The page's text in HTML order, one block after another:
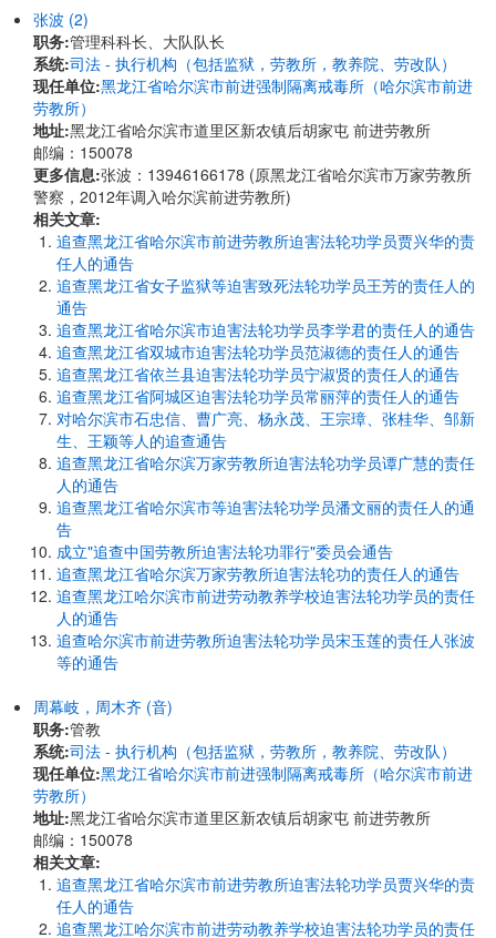
张波 (2)
职务:管理科科长、大队队长
系统:司法 - 执行机构（包括监狱，劳教所，教养院、劳改队）
现任单位:黑龙江省哈尔滨市前进强制隔离戒毒所（哈尔滨市前进
劳教所）
地址:黑龙江省哈尔滨市道里区新农镇后胡家屯 前进劳教所
邮编：150078
更多信息:张波：13946166178 (原黑龙江省哈尔滨市万家劳教所
警察，2012年调入哈尔滨前进劳教所)
相关文章:
追查黑龙江省哈尔滨市前进劳教所迫害法轮功学员贾兴华的责
任人的通告
追查黑龙江省女子监狱等迫害致死法轮功学员王芳的责任人的
通告
追查黑龙江省哈尔滨市迫害法轮功学员李学君的责任人的通告
追查黑龙江省双城市迫害法轮功学员范淑德的责任人的通告
追查黑龙江省依兰县迫害法轮功学员宁淑贤的责任人的通告
追查黑龙江省阿城区迫害法轮功学员常丽萍的责任人的通告
对哈尔滨市石忠信、曹广亮、杨永茂、王宗璋、张桂华、邹新
生、王颖等人的追查通告
追查黑龙江省哈尔滨万家劳教所迫害法轮功学员谭广慧的责任
人的通告
追查黑龙江省哈尔滨市等迫害法轮功学员潘文丽的责任人的通
告
成立"追查中国劳教所迫害法轮功罪行"委员会通告
追查黑龙江省哈尔滨万家劳教所迫害法轮功的责任人的通告
追查黑龙江哈尔滨市前进劳动教养学校迫害法轮功学员的责任
人的通告
追查哈尔滨市前进劳教所迫害法轮功学员宋玉莲的责任人张波
等的通告
周幕岐，周木齐 (音)
职务:管教
系统:司法 - 执行机构（包括监狱，劳教所，教养院、劳改队）
现任单位:黑龙江省哈尔滨市前进强制隔离戒毒所（哈尔滨市前进
劳教所）
地址:黑龙江省哈尔滨市道里区新农镇后胡家屯 前进劳教所
邮编：150078
相关文章:
追查黑龙江省哈尔滨市前进劳教所迫害法轮功学员贾兴华的责
任人的通告
追查黑龙江哈尔滨市前进劳动教养学校迫害法轮功学员的责任